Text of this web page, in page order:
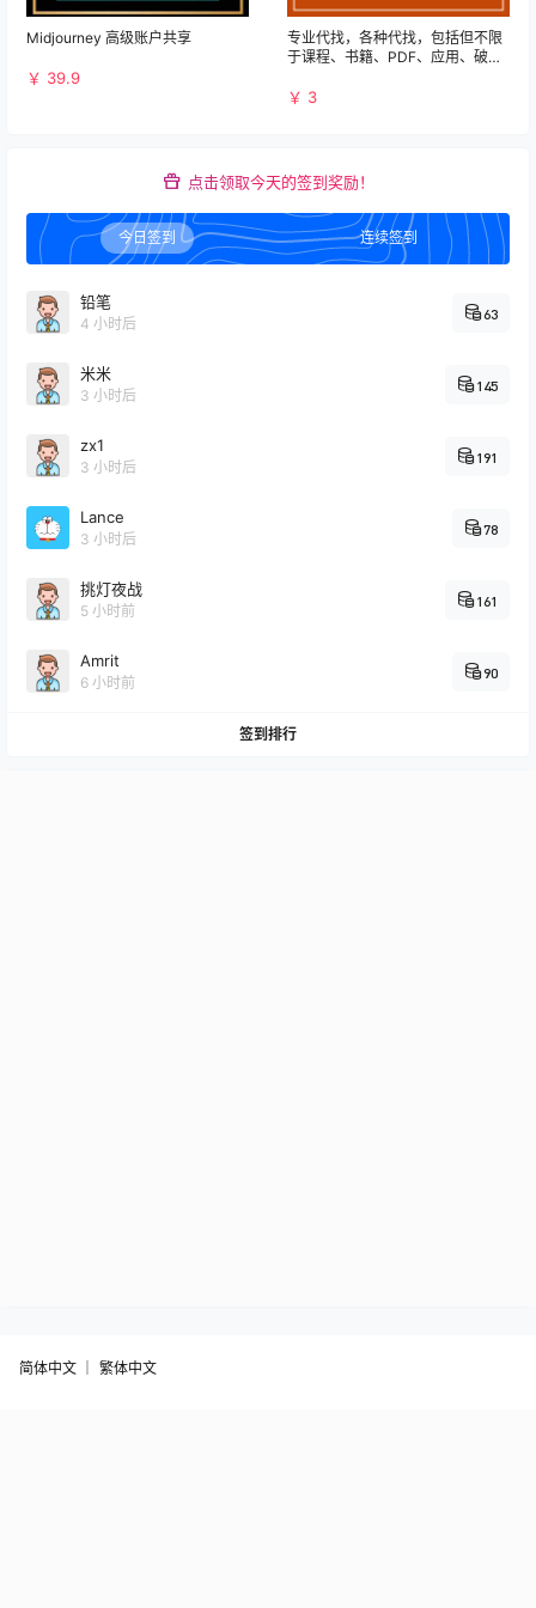
Midjourney 高级账户共享
￥ 39.9
专业代找，各种代找，包括但不限
于课程、书籍、PDF、应用、破解
￥ 3
点击领取今天的签到奖励！
今日签到 连续签到
铅笔
4 小时后
63
米米
3 小时后
145
zx1
3 小时后
191
Lance
3 小时后
78
挑灯夜战
5 小时前
161
Amrit
6 小时前
90
签到排行
简体中文 ｜ 繁体中文